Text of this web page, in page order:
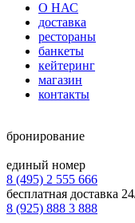
О НАС
доставка
рестораны
банкеты
кейтеринг
магазин
контакты
бронирование
единый номер
8 (495) 2 555 666
бесплатная доставка
8 (925) 888 3 888